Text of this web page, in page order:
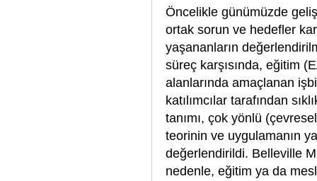
Öncelikle günümüzde
ortak sorun ve hedefler
yaşananların
süreç karşısında, eğitim
alanlarında amaçlanan
katılımcılar tarafından
tanımı, çok yönlü
teorinin ve uygulamanın
değerlendirildi. Belleville
nedenle, eğitim ya da